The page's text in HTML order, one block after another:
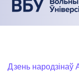
Дзень народзінаў